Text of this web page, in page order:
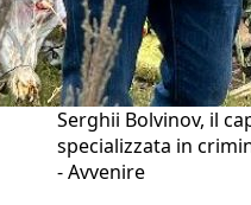
Serghii Bolvinov, il
specializzata in
- Avvenire